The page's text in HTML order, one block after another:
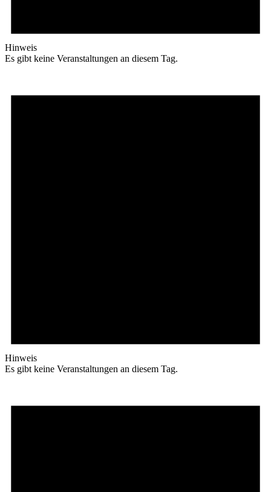
Hinweis
Es gibt keine Veranstaltungen an diesem Tag.
Hinweis
Es gibt keine Veranstaltungen an diesem Tag.